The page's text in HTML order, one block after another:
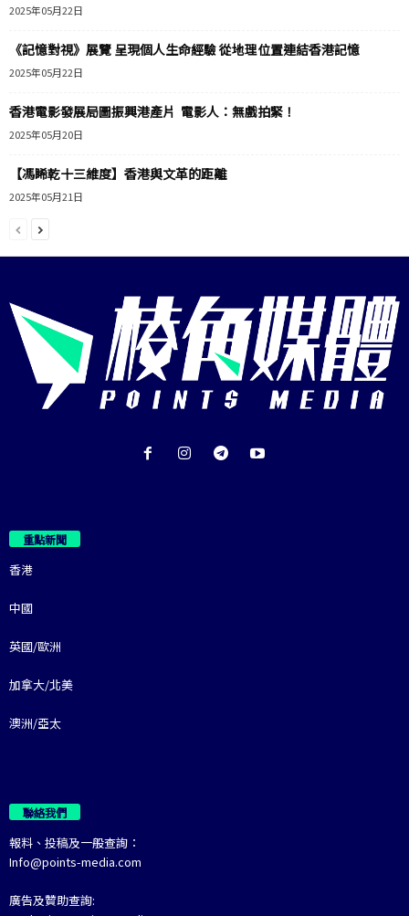
2025年05月22日
《記憶對視》展覽 呈現個人生命經驗 從地理位置連結香港記憶
2025年05月22日
香港電影發展局圖振興港產片 電影人：無戲拍緊！
2025年05月20日
【馮睎乾十三維度】香港與文革的距離
2025年05月21日
重點新聞
香港
中國
英國/歐洲
加拿大/北美
澳洲/亞太
聯絡我們
報料、投稿及一般查詢：
Info@points-media.com
廣告及贊助查詢: